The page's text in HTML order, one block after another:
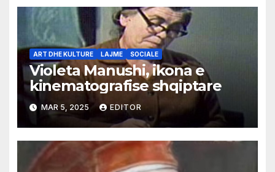
ART DHE KULTURE LAJME SOCIALE
Violeta Manushi, ikona e
kinematografise shqiptare
MAR 5, 2025 EDITOR